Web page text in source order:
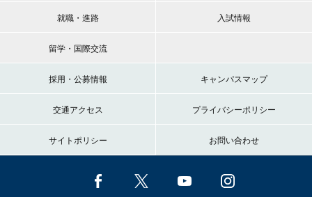
就職・進路 入試情報
留学・国際交流
採用・公募情報 キャンパスマップ
交通アクセス プライバシーポリシー
サイトポリシー お問い合わせ